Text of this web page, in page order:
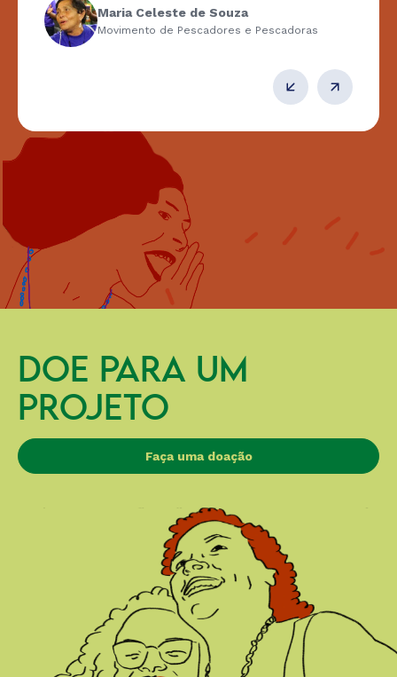
Maria Celeste de Souza
Movimento de Pescadores e Pescadoras
DOE PARA UM
PROJETO
Faça uma doação